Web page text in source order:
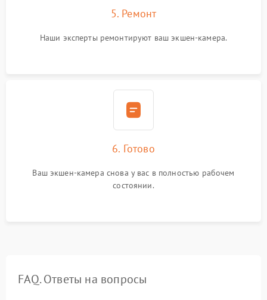
5. Ремонт
Наши эксперты ремонтируют ваш экшен-камера.
6. Готово
Ваш экшен-камера снова у вас в полностью рабочем
состоянии.
FAQ. Ответы на вопросы